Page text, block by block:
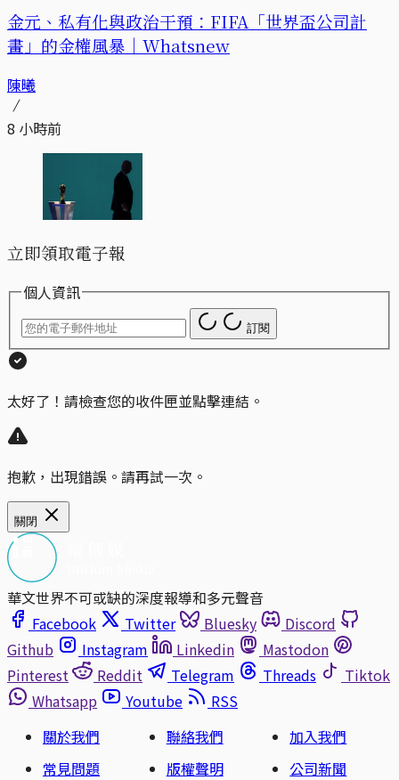
金元、私有化與政治干預：FIFA「世界盃公司計
畫」的金權風暴｜Whatsnew
陳曦
8 小時前
立即領取電子報
個人資訊
訂閱
太好了！請檢查您的收件匣並點擊連結。
抱歉，出現錯誤。請再試一次。
關閉
華文世界不可或缺的深度報導和多元聲音
Facebook
Twitter Bluesky
Discord
Github
Instagram Linkedin
Mastodon
Pinterest
Reddit Telegram Threads
Tiktok
Whatsapp
Youtube
RSS
關於我們
聯絡我們
加入我們
常見問題
版權聲明
公司新聞